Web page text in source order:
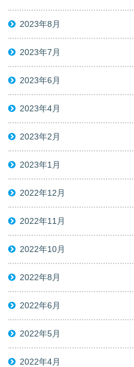
2023年8月
2023年7月
2023年6月
2023年4月
2023年2月
2023年1月
2022年12月
2022年11月
2022年10月
2022年8月
2022年6月
2022年5月
2022年4月